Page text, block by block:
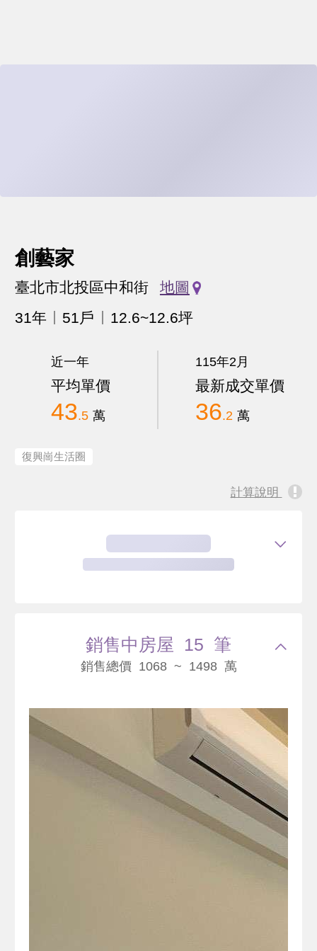
創藝家
臺北市北投區中和街
地圖
31年
51戶 12.6~12.6坪
近一年
平均單價
43.5 萬
115年2月
最新成交單價
36.2 萬
復興崗生活圈
計算說明
銷售中房屋 15 筆
銷售總價 1068 ~ 1498 萬